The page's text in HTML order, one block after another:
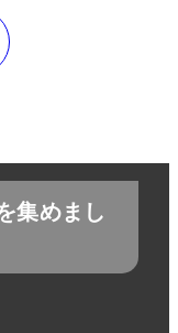
集めまし